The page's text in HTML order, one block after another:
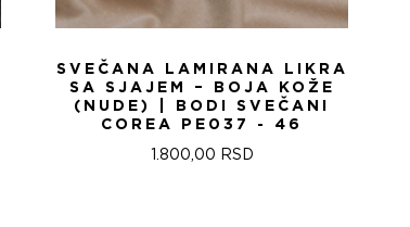
SVEČANA LAMIRANA LIKRA
SA SJAJEM – BOJA KOŽE
(NUDE) | BODI SVEČANI
COREA PE037 - 46
1.800,00 RSD